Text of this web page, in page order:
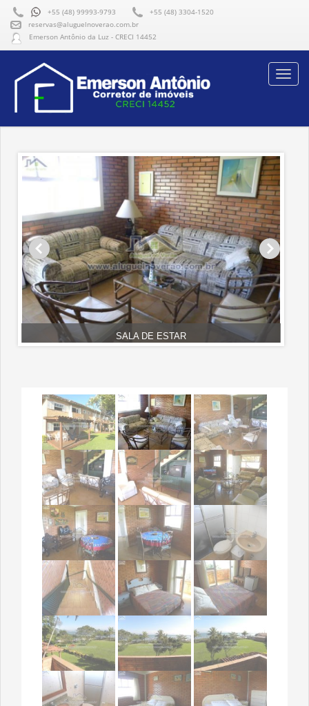
+55 (48) 99993-9793
+55 (48) 3304-1520
reservas@aluguelnoverao.com.br
Emerson Antônio da Luz - CRECI 14452
SALA DE ESTAR